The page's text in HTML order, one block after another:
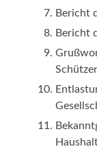
Bericht
Bericht